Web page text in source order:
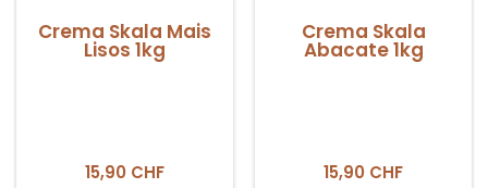
Crema Skala Mais
Lisos 1kg
15,90 CHF
Crema Skala
Abacate 1kg
15,90 CHF